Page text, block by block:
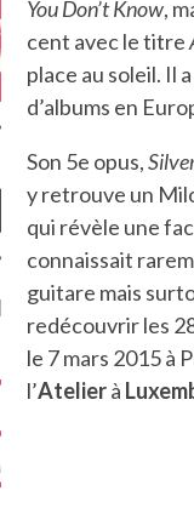
CRITIQUES
REV...
– HEL...
You Don’t Know,
cent avec le titre
place au soleil. Il
d’albums en
Son 5e opus,
y retrouve un
qui révèle une
connaissait
guitare mais
redécouvrir les
le 7 mars 2015 à
l’Atelierà